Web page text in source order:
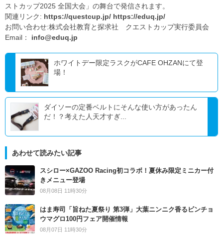
ストカップ2025 全国大会」の舞台で発信されます。
関連リンク: https://questcup.jp/ https://eduq.jp/
お問い合わせ:株式会社教育と探求社 クエストカップ実行委員会
Email： info@eduq.jp
ホワイトデー限定ラスクがCAFE OHZANにて登
場！
ダイソーの定番ベルトにそんな使い方があったん
だ！？考えた人天才すぎ...
あわせて読みたい記事
スシロー×GAZOO Racing初コラボ！夏休み限定ミニカー付
きメニュー登場
08月08日 11時30分
はま寿司「旨ねた夏祭り 第3弾」大葉ニンニク香るビンチョ
ウマグロ100円フェア開催情報
08月07日 11時30分